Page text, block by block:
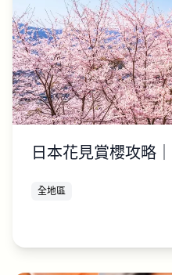
日本花見賞櫻攻略
全地區